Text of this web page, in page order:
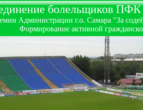
болельщиков
Администрации г.о. Самара "За
Формирование активной